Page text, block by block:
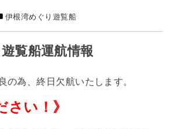
伊根湾めぐり遊覧船
覧船運航情報
の為、終日欠航いたします。
さい！》